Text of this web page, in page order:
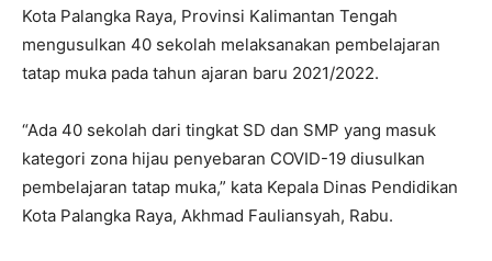
Kota Palangka Raya, Provinsi Kalimantan Tengah
mengusulkan 40 sekolah melaksanakan pembelajaran
tatap muka pada tahun ajaran baru 2021/2022.
“Ada 40 sekolah dari tingkat SD dan SMP yang masuk
kategori zona hijau penyebaran COVID-19 diusulkan
pembelajaran tatap muka,” kata Kepala Dinas Pendidikan
Kota Palangka Raya, Akhmad Fauliansyah, Rabu.